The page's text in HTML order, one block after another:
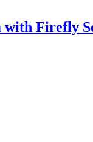
Firefly